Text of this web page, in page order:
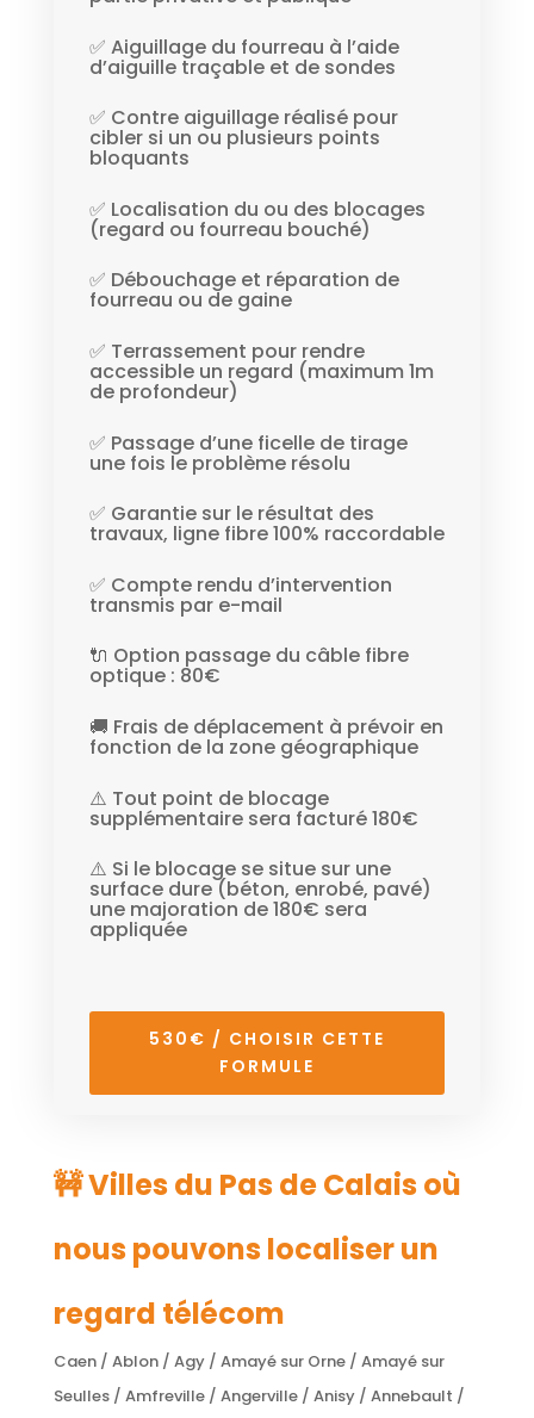
✅ Aiguillage du fourreau à l’aide
d’aiguille traçable et de sondes
✅ Contre aiguillage réalisé pour
cibler si un ou plusieurs points
bloquants
✅ Localisation du ou des blocages
(regard ou fourreau bouché)
✅ Débouchage et réparation de
fourreau ou de gaine
✅ Terrassement pour rendre
accessible un regard (maximum 1m
de profondeur)
✅ Passage d’une ficelle de tirage
une fois le problème résolu
✅ Garantie sur le résultat des
travaux, ligne fibre 100% raccordable
✅ Compte rendu d’intervention
transmis par e-mail
🔌 Option passage du câble fibre
optique : 80€
🚚 Frais de déplacement à prévoir en
fonction de la zone géographique
⚠️ Tout point de blocage
supplémentaire sera facturé 180€
⚠️ Si le blocage se situe sur une
surface dure (béton, enrobé, pavé)
une majoration de 180€ sera
appliquée
530€ / CHOISIR CETTE
FORMULE
🚧 Villes du Pas de Calais où
nous pouvons localiser un
regard télécom
Caen / Ablon / Agy / Amayé sur Orne / Amayé sur
Seulles / Amfreville / Angerville / Anisy / Annebault /